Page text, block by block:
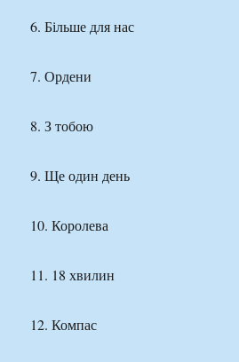
6. Більше для нас
7. Ордени
8. З тобою
9. Ще один день
10. Королева
11. 18 хвилин
12. Компас